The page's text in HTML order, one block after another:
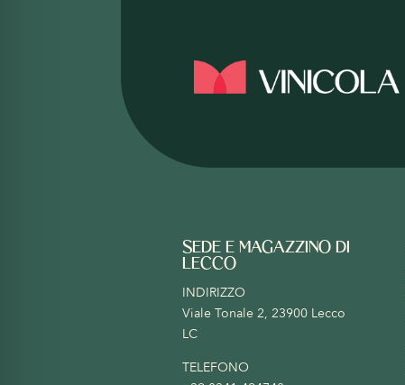
SEDE E MAGAZZINO DI
LECCO
INDIRIZZO
Viale Tonale 2, 23900 Lecco
LC
TELEFONO